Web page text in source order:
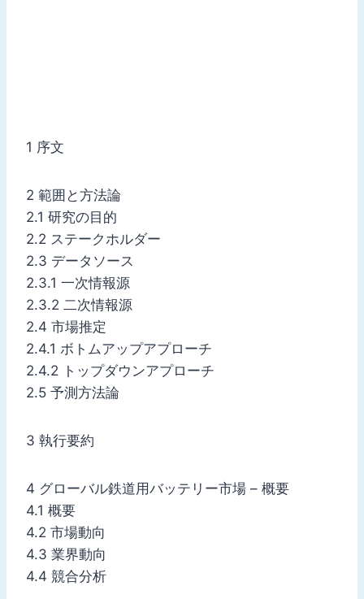
1 序文
2 範囲と方法論
2.1 研究の目的
2.2 ステークホルダー
2.3 データソース
2.3.1 一次情報源
2.3.2 二次情報源
2.4 市場推定
2.4.1 ボトムアップアプローチ
2.4.2 トップダウンアプローチ
2.5 予測方法論
3 執行要約
4 グローバル鉄道用バッテリー市場 – 概要
4.1 概要
4.2 市場動向
4.3 業界動向
4.4 競合分析